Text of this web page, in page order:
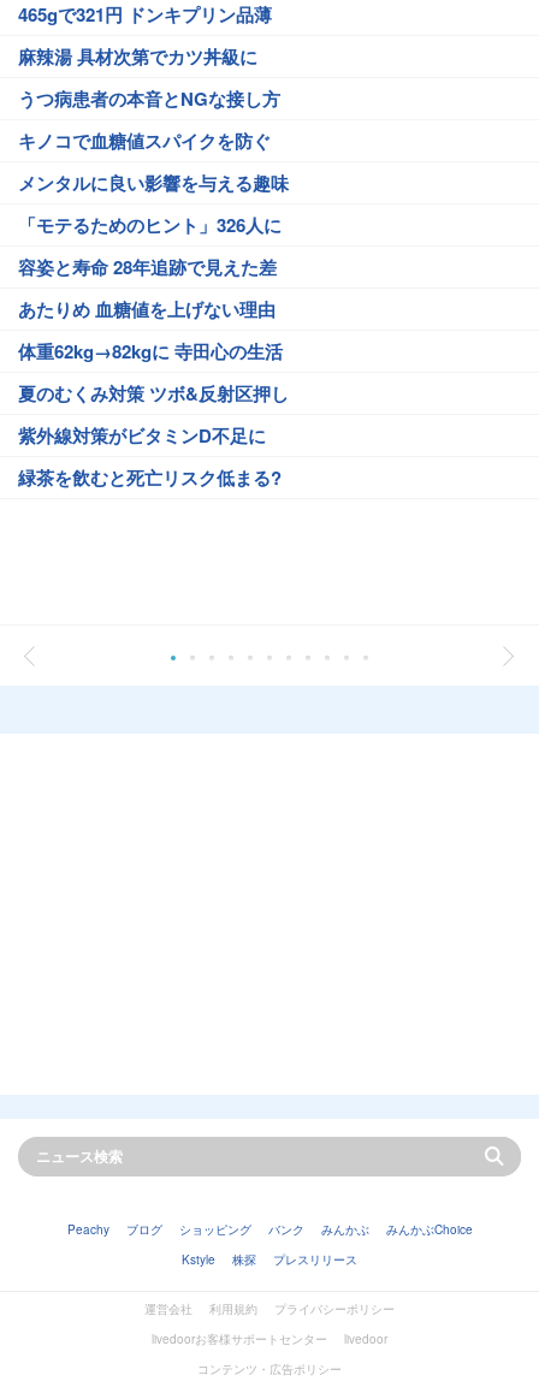
465gで321円 ドンキプリン品薄
麻辣湯 具材次第でカツ丼級に
うつ病患者の本音とNGな接し方
キノコで血糖値スパイクを防ぐ
メンタルに良い影響を与える趣味
「モテるためのヒント」326人に
容姿と寿命 28年追跡で見えた差
あたりめ 血糖値を上げない理由
体重62kg→82kgに 寺田心の生活
夏のむくみ対策 ツボ&反射区押し
紫外線対策がビタミンD不足に
緑茶を飲むと死亡リスク低まる?
Peachy ブログ ショッピング バンク みんかぶ
みんかぶChoice
Kstyle
株探 プレスリリース
運営会社 利用規約
プライバシーポリシー
livedoorお客様サポートセンター
livedoor
コンテンツ・広告ポリシー